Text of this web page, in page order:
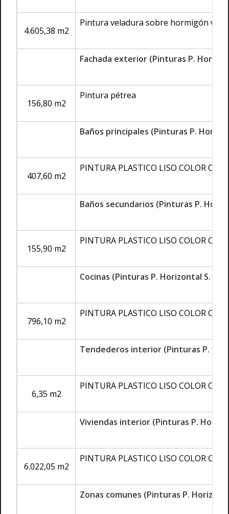
4.605,38 m2
Pintura veladura sobre hormigón visto
Fachada exterior (Pinturas P.
156,80 m2
Pintura pétrea
Baños principales (Pinturas P.
407,60 m2
PINTURA PLASTICO LISO COLOR
Baños secundarios (Pinturas P.
155,90 m2
PINTURA PLASTICO LISO COLOR
Cocinas (Pinturas P. Horizontal S.
796,10 m2
PINTURA PLASTICO LISO COLOR
Tendederos interior (Pinturas P.
6,35 m2
PINTURA PLASTICO LISO COLOR
Viviendas interior (Pinturas P.
6.022,05 m2
PINTURA PLASTICO LISO COLOR
Zonas comunes (Pinturas P.